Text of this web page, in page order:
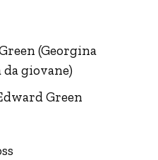
(Georgina
giovane)
Green